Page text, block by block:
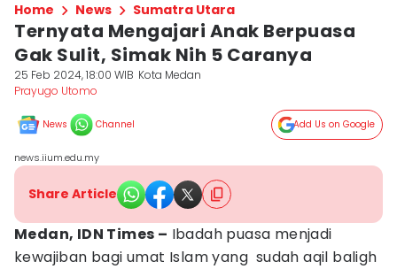
Home News Sumatra Utara
Ternyata Mengajari Anak Berpuasa
Gak Sulit, Simak Nih 5 Caranya
25 Feb 2024, 18:00 WIB Kota Medan
Prayugo Utomo
News Channel Add Us on Google
news.iium.edu.my
Share Article
Medan, IDN Times – Ibadah puasa menjadi
kewajiban bagi umat Islam yang sudah aqil baligh